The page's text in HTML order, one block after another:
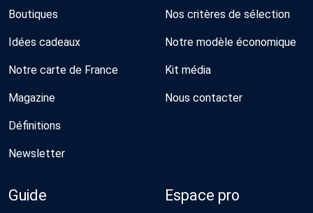
Boutiques
Idées cadeaux
Notre carte de France
Magazine
Définitions
Newsletter
Nos critères de sélection
Notre modèle économique
Kit média
Nous contacter
Guide Espace pro